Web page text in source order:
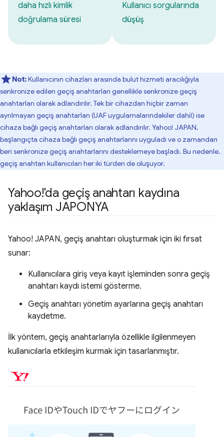
daha hızlı kimlik
doğrulama süresi
Kullanıcı sorgularında
düşüş
Not:Kullanıcının cihazları arasında bulut hizmeti aracılığıyla
senkronize edilen geçiş anahtarları genellikle senkronize geçiş
anahtarları olarak adlandırılır. Tek bir cihazdan hiçbir zaman
ayrılmayan geçiş anahtarları (UAF uygulamalarındakiler dahil) ise
cihaza bağlı geçiş anahtarları olarak adlandırılır. Yahoo! JAPAN,
başlangıçta cihaza bağlı geçiş anahtarlarını uyguladı ve o zamandan
beri senkronize geçiş anahtarlarını desteklemeye başladı. Bu nedenle,
geçiş anahtarı kullanıcıları her iki türden de oluşuyor.
Yahoo!'da geçiş anahtarı kaydına
yaklaşım JAPONYA
Yahoo! JAPAN, geçiş anahtarı oluşturmak için iki fırsat
sunar:
Kullanıcılara giriş veya kayıt işleminden sonra geçiş
anahtarı kaydı istemi gösterme.
Geçiş anahtarı yönetim ayarlarına geçiş anahtarı
kaydetme.
İlk yöntem, geçiş anahtarlarıyla özellikle ilgilenmeyen
kullanıcılarla etkileşim kurmak için tasarlanmıştır.